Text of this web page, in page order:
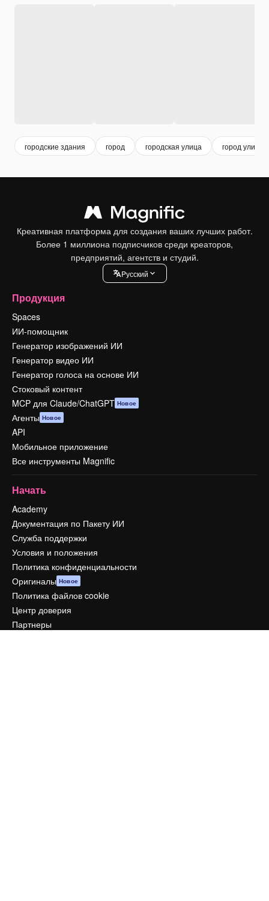
городские здания город городская улица город улица
Креативная платформа для создания ваших лучших работ.
Более 1 миллиона подписчиков среди креаторов,
предприятий, агентств и студий.
Pусский
Продукция
Spaces
ИИ-помощник
Генератор изображений ИИ
Генератор видео ИИ
Генератор голоса на основе ИИ
Стоковый контент
MCP для Claude/ChatGPT Новое
Агенты Новое
API
Мобильное приложение
Все инструменты Magnific
Начать
Academy
Документация по Пакету ИИ
Служба поддержки
Условия и положения
Политика конфиденциальности
Оригиналы Новое
Политика файлов cookie
Центр доверия
Партнеры